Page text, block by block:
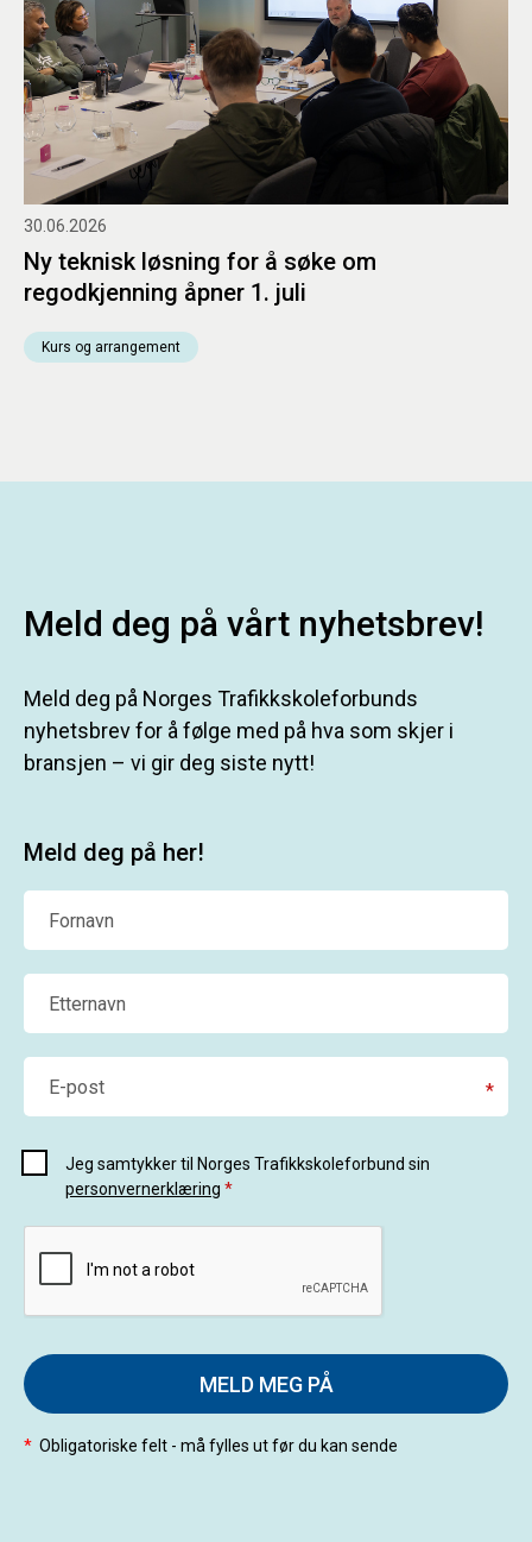
30.06.2026
Ny teknisk løsning for å søke om
regodkjenning åpner 1. juli
Kurs og arrangement
Meld deg på vårt nyhetsbrev!
Meld deg på Norges Trafikkskoleforbunds
nyhetsbrev for å følge med på hva som skjer i
bransjen – vi gir deg siste nytt!
Meld deg på her!
Fornavn
Etternavn
E-post *
Jeg samtykker til Norges Trafikkskoleforbund sin
personvernerklæring *
MELD MEG PÅ
* Obligatoriske felt - må fylles ut før du kan sende